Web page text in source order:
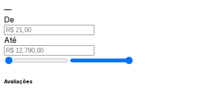
De
Até
Avaliações